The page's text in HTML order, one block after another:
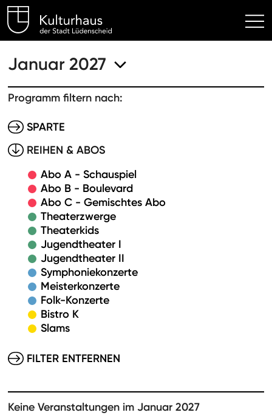
Kulturhaus Lüdenscheid
Januar 2027
Programm filtern nach:
SPARTE
REIHEN & ABOS
Abo A - Schauspiel
Abo B - Boulevard
Abo C - Gemischtes Abo
Theaterzwerge
Theaterkids
Jugendtheater I
Jugendtheater II
Symphoniekonzerte
Meisterkonzerte
Folk-Konzerte
Bistro K
Slams
FILTER ENTFERNEN
Keine Veranstaltungen im Januar 2027